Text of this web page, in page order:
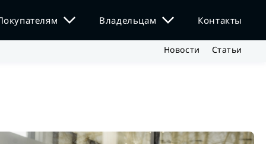
Владельцам Контакты
Новости Статьи